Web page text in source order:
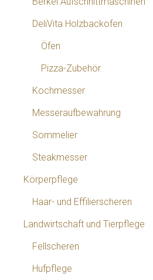
DeliVita Holzbackofen
Öfen
Pizza-Zubehör
Kochmesser
Messeraufbewahrung
Sommelier
Steakmesser
Körperpflege
Haar- und Effilierscheren
Landwirtschaft und Tierpflege
Fellscheren
Hufpflege